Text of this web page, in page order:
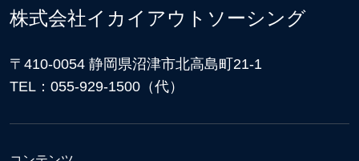
株式会社イカイアウトソーシング
〒410-0054 静岡県沼津市北高島町21-1
TEL：055-929-1500（代）